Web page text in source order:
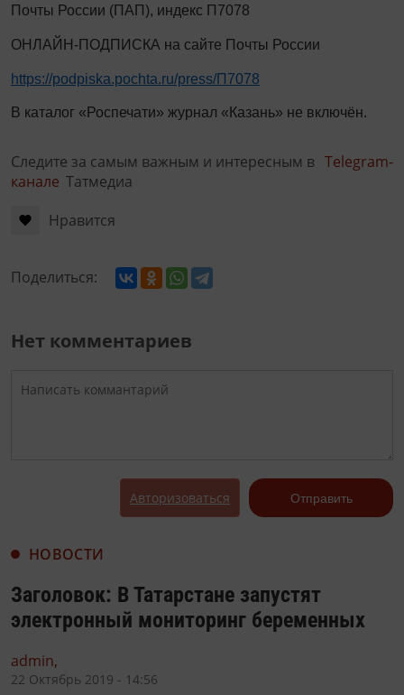
Почты России (ПАП), индекс П7078
ОНЛАЙН-ПОДПИСКА на сайте Почты России
https://podpiska.pochta.ru/press/П7078
В каталог «Роспечати» журнал «Казань» не включён.
Следите за самым важным и интересным в Telegram-
канале Татмедиа
Нравится
Поделиться:
Нет комментариев
Авторизоваться Отправить
НОВОСТИ
Заголовок: В Татарстане запустят
электронный мониторинг беременных
admin,
22 Октябрь 2019 - 14:56